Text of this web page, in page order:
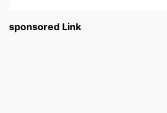
sponsored Link